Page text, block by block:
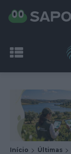
Início Últimas